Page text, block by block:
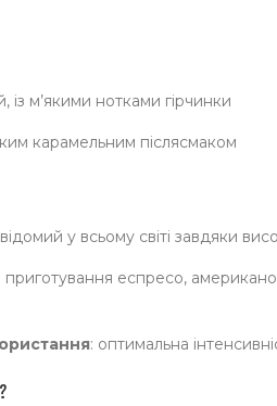
м’якими нотками гірчинки
карамельним післясмаком
у всьому світі завдяки
приготування еспресо,
: оптимальна